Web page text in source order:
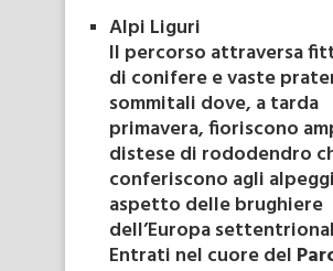
Alpi Liguri
Il percorso attraversa
di conifere e vaste
sommitali dove, a tarda
primavera, fioriscono
distese di rododendro
conferiscono agli
aspetto delle brughiere
dell’Europa
Entrati nel cuore del